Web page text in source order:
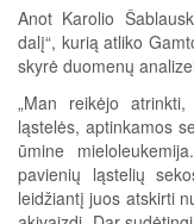
Anot Karolio
dalį“, kurią atliko
skyrė duomenų
„Man reikėjo
ląstelės, aptinkamos
ūmine
pavienių ląstelių
leidžiantį juos atskirti